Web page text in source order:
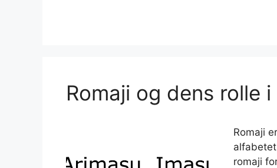
Romaji og dens rolle
Romaji
romaji